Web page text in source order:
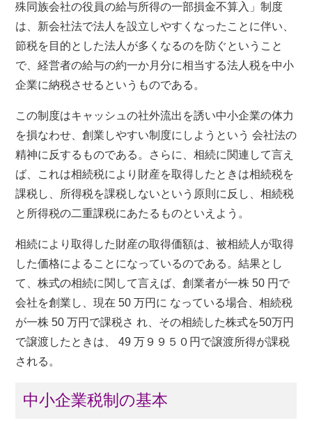
殊同族会社の役員の給与所得の一部損金不算入」制度
は、新会社法で法人を設立しやすくなったことに伴い、
節税を目的とした法人が多くなるのを防ぐということ
で、経営者の給与の約一か月分に相当する法人税を中小
企業に納税させるというものである。
この制度はキャッシュの社外流出を誘い中小企業の体力
を損なわせ、創業しやすい制度にしようという 会社法の
精神に反するものである。さらに、相続に関連して言え
ば、これは相続税により財産を取得したときは相続税を
課税し、所得税を課税しないという原則に反し、相続税
と所得税の二重課税にあたるものといえよう。
相続により取得した財産の取得価額は、被相続人が取得
した価格によることになっているのである。結果とし
て、株式の相続に関して言えば、創業者が一株 50 円で
会社を創業し、現在 50 万円に なっている場合、相続税
が一株 50 万円で課税さ れ、その相続した株式を50万円
で譲渡したときは、 49 万９９５０円で譲渡所得が課税
される。
中小企業税制の基本